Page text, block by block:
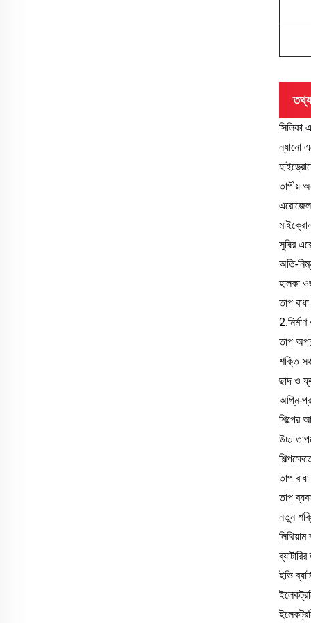
তথ্য
ন্যানো
তাপীয়
সুষির
অতি-
হালকা
তাপ
2.
তাপ
শক্তি
ছাদ ও
অগ্নি-
শিল্পের
উচ্চ
তাপ
তাপ
নতুন
ইভি